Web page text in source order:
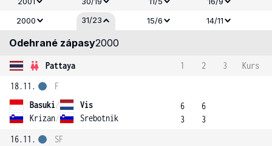
2000
31/23 15/6 14/11
Odehrané zápasy2000
Pattaya 1 2 3
Kurs
18.11.
Basuki/
Vis
Krizan/ Srebotnik
F
6
3
6
3
16.11.
SF